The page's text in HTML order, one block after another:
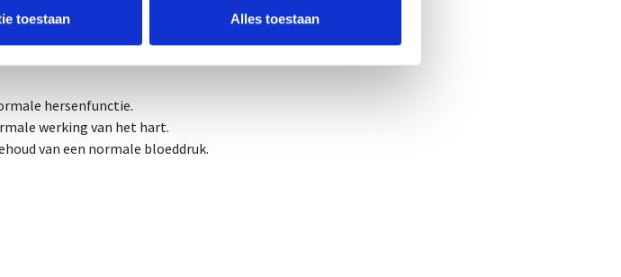
toestaan Alles toestaan
hersenfunctie.
werking van het hart.
van een normale bloeddruk.